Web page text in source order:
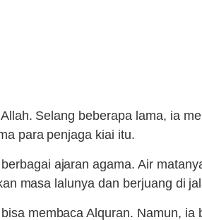
Selang beberapa lama, ia
para penjaga kiai itu.
ajaran agama. Air
masa lalunya dan berjuang di
membaca Alquran. Namun,